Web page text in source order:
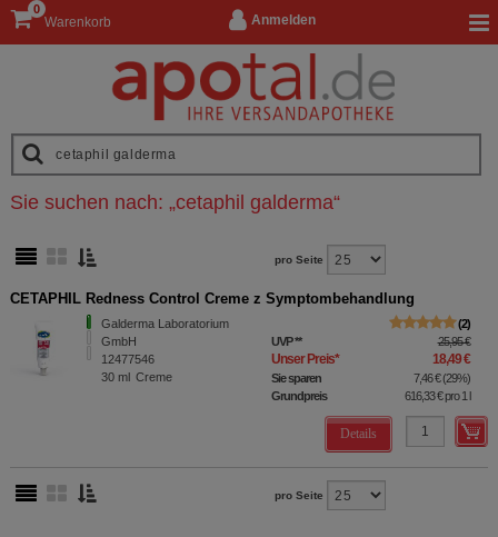
Anmelden
Warenkorb
0
Sie suchen nach: „cetaphil galderma“
pro Seite
CETAPHIL Redness Control Creme z Symptombehandlung
Galderma Laboratorium
GmbH
12477546
30 ml Creme
2
UVP** 25,95 €
Unser Preis* 18,49 €
Sie sparen 7,46 €(29%)
Grundpreis
616,33 €pro 1 l
Details
pro Seite